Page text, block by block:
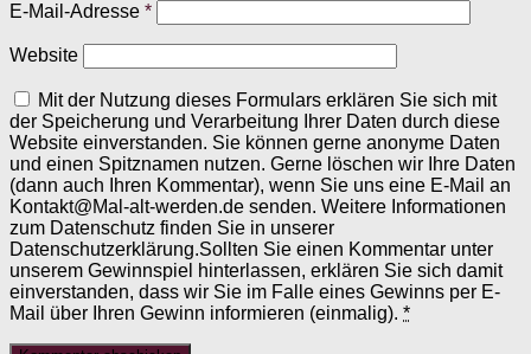
E-Mail-Adresse *
Website
Mit der Nutzung dieses Formulars erklären Sie sich mit
der Speicherung und Verarbeitung Ihrer Daten durch diese
Website einverstanden. Sie können gerne anonyme Daten
und einen Spitznamen nutzen. Gerne löschen wir Ihre Daten
(dann auch Ihren Kommentar), wenn Sie uns eine E-Mail an
Kontakt@Mal-alt-werden.de senden. Weitere Informationen
zum Datenschutz finden Sie in unserer
Datenschutzerklärung.Sollten Sie einen Kommentar unter
unserem Gewinnspiel hinterlassen, erklären Sie sich damit
einverstanden, dass wir Sie im Falle eines Gewinns per E-
Mail über Ihren Gewinn informieren (einmalig). *